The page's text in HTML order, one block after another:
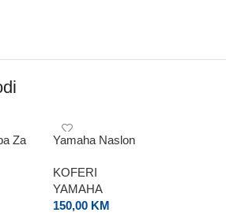
Za
Yamaha Naslon
KOFERI
YAMAHA
150,00 KM